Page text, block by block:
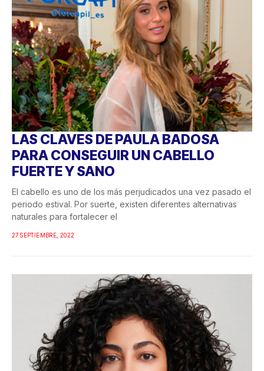
LAS CLAVES DE PAULA BADOSA
PARA CONSEGUIR UN CABELLO
FUERTE Y SANO
El cabello es uno de los más perjudicados una vez pasado el
periodo estival. Por suerte, existen diferentes alternativas
naturales para fortalecer el
27 SEPTIEMBRE, 2022